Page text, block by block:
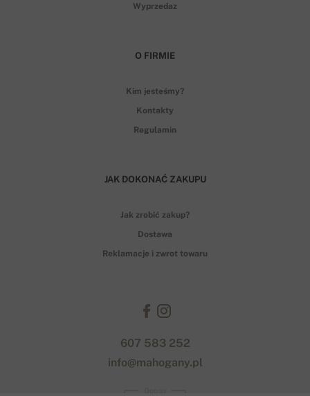
Wyprzedaz
O FIRMIE
Kim jesteśmy?
Kontakty
Regulamin
JAK DOKONAĆ ZAKUPU
Jak zrobić zakup?
Dostawa
Reklamacje i zwrot towaru
607 583 252
info@mahogany.pl